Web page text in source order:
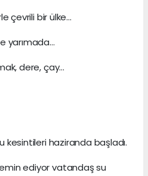
çevrili bir ülke…
yarımada…
dere, çay…
kesintileri haziranda başladı.
ediyor vatandaş su